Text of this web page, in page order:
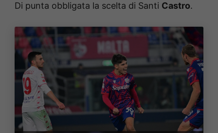
Di punta obbligata la scelta di Santi Castro.